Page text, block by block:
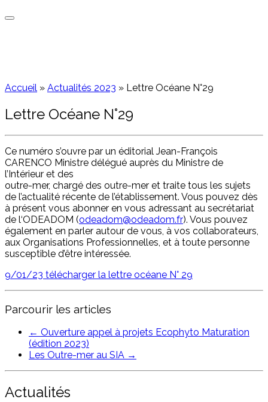
Accueil » Actualités 2023 » Lettre Océane N°29
Lettre Océane N°29
Ce numéro s’ouvre par un éditorial Jean-François
CARENCO Ministre délégué auprès du Ministre de
l’Intérieur et des
outre-mer, chargé des outre-mer et traite tous les sujets
de l’actualité récente de l’établissement. Vous pouvez dès
à présent vous abonner en vous adressant au secrétariat
de l‘ODEADOM (odeadom@odeadom.fr). Vous pouvez
également en parler autour de vous, à vos collaborateurs,
aux Organisations Professionnelles, et à toute personne
susceptible d’être intéressée.
9/01/23 télécharger la lettre océane N° 29
Parcourir les articles
← Ouverture appel à projets Ecophyto Maturation
(édition 2023)
Les Outre-mer au SIA →
Actualités